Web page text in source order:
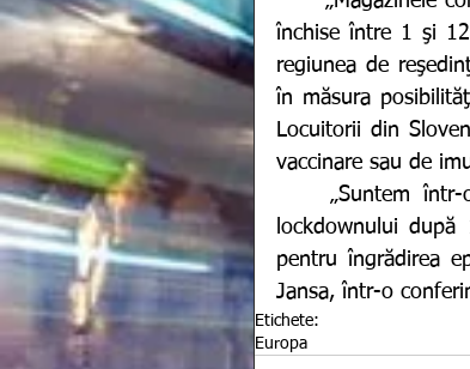
închise între 1 şi
regiunea de
în măsura
Locuitorii din
vaccinare sau de
„Suntem
lockdownului
pentru îngrădirea
Jansa, într-o
Etichete:
Europa